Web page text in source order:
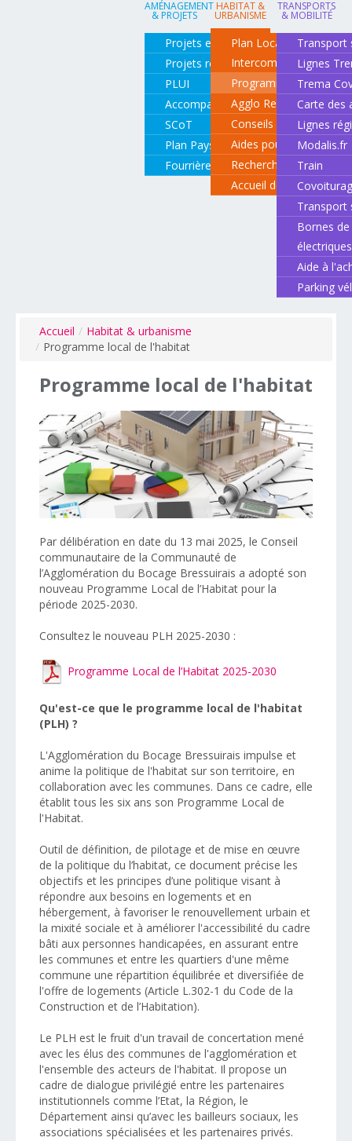
AMÉNAGEMENT
& PROJETS
Projets en cours
Projets réalisés
PLUI
Accompagnement de projets
SCoT
Plan Paysage
Fourrière animale
HABITAT &
URBANISME
Plan Local d'Urbanisme
Intercommunal
Programme local de
Agglo Renov
Conseils pour rénover
Aides pour rénover
Recherche d'un
Accueil des gens du
TRANSPORTS
& MOBILITÉ
Transport
Lignes
Trema
Carte des
Lignes
Modalis.fr
Train
Transport
Bornes
électriques
Aide à
Parking
Accueil / Habitat & urbanisme
/ Programme local de l'habitat
Programme local de l'habitat
Par délibération en date du 13 mai 2025, le Conseil
communautaire de la Communauté de
l’Agglomération du Bocage Bressuirais a adopté son
nouveau Programme Local de l’Habitat pour la
période 2025-2030.
Consultez le nouveau PLH 2025-2030 :
Programme Local de l’Habitat 2025-2030
Qu'est-ce que le programme local de l'habitat
(PLH) ?
L'Agglomération du Bocage Bressuirais impulse et
anime la politique de l'habitat sur son territoire, en
collaboration avec les communes. Dans ce cadre, elle
établit tous les six ans son Programme Local de
l'Habitat.
Outil de définition, de pilotage et de mise en œuvre
de la politique du l’habitat, ce document précise les
objectifs et les principes d’une politique visant à
répondre aux besoins en logements et en
hébergement, à favoriser le renouvellement urbain et
la mixité sociale et à améliorer l'accessibilité du cadre
bâti aux personnes handicapées, en assurant entre
les communes et entre les quartiers d'une même
commune une répartition équilibrée et diversifiée de
l'offre de logements (Article L.302-1 du Code de la
Construction et de l’Habitation).
Le PLH est le fruit d'un travail de concertation mené
avec les élus des communes de l'agglomération et
l'ensemble des acteurs de l'habitat. Il propose un
cadre de dialogue privilégié entre les partenaires
institutionnels comme l’Etat, la Région, le
Département ainsi qu’avec les bailleurs sociaux, les
associations spécialisées et les partenaires privés.